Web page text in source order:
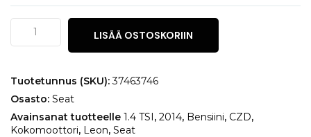
Seat
Leon
1.4
määrä
LISÄÄ OSTOSKORIIN
Tuotetunnus (SKU):37463746
Osasto: Seat
Avainsanat tuotteelle 1.4 TSI, 2014, Bensiini, CZD,
Kokomoottori, Leon, Seat